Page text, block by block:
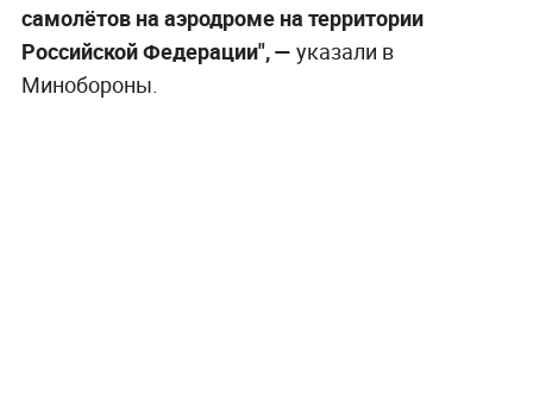
самолётов на аэродроме на территории
Российской Федерации", — указали в
Минобороны.